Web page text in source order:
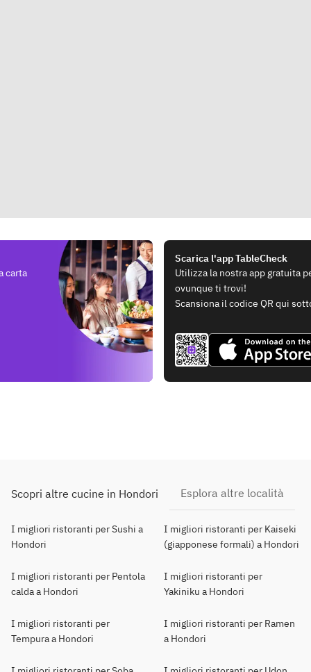
carta
Scarica l'app TableCheck
Utilizza la nostra app gratuita
ovunque ti trovi!
Scansiona il codice QR qui
Scopri altre cucine in Hondori Esplora altre località
I migliori ristoranti per Sushi a
Hondori
I migliori ristoranti per Kaiseki
(giapponese formali) a Hondori
I migliori ristoranti per Pentola
calda a Hondori
I migliori ristoranti per
Yakiniku a Hondori
I migliori ristoranti per
Tempura a Hondori
I migliori ristoranti per Ramen
a Hondori